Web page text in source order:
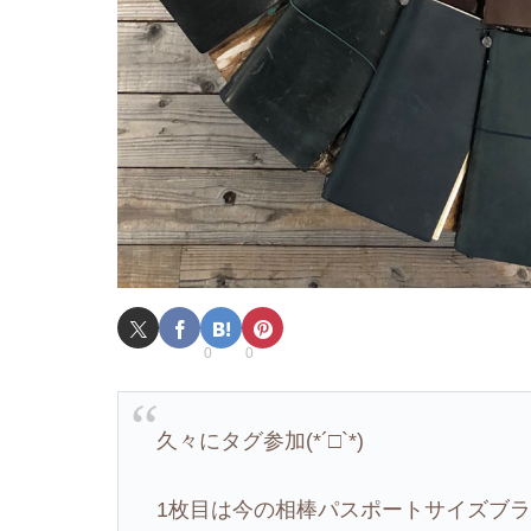
0 0
久々にタグ参加(*´□`*)
1枚目は今の相棒パスポートサイズブ